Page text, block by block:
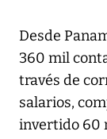
Desde
360 mil
través de
salarios,
invertido 60